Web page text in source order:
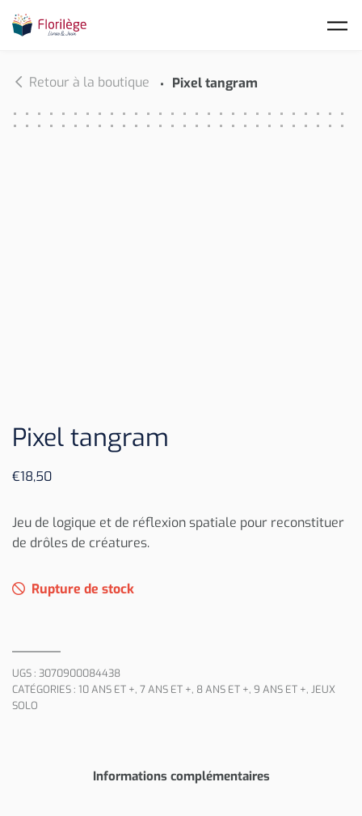
Retour à la boutique Pixel tangram
Pixel tangram
€18,50
Jeu de logique et de réflexion spatiale pour reconstituer
de drôles de créatures.
Rupture de stock
UGS : 3070900084438
CATÉGORIES : 10 ANS ET +, 7 ANS ET +, 8 ANS ET +, 9 ANS ET +, JEUX
SOLO
Informations complémentaires